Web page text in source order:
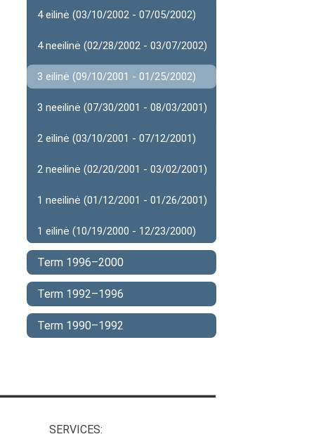
4 eilinė (03/10/2002 - 07/05/2002)
4 neeilinė (02/28/2002 - 03/07/2002)
3 eilinė (09/10/2001 - 01/25/2002)
3 neeilinė (07/30/2001 - 08/03/2001)
2 eilinė (03/10/2001 - 07/12/2001)
2 neeilinė (02/20/2001 - 03/02/2001)
1 neeilinė (01/12/2001 - 01/26/2001)
1 eilinė (10/19/2000 - 12/23/2000)
Term 1996–2000
Term 1992–1996
Term 1990–1992
SERVICES: